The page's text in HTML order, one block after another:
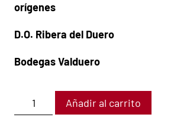
orígenes
D.O. Ribera del Duero
Bodegas Valduero
Añadir al carrito